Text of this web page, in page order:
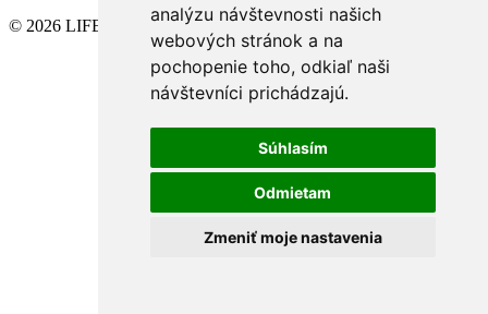
analýzu návštevnosti našich
webových stránok a na
pochopenie toho, odkiaľ naši
návštevníci prichádzajú.
Súhlasím
Odmietam
Zmeniť moje nastavenia
© 2026 LIFER REALITY